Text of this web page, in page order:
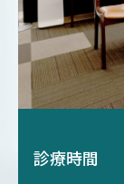
診療時間